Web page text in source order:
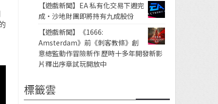
【遊戲新聞】EA 私有化交易下週完
成・沙地財團即將持有九成股份
【遊戲新聞】《1666:
Amsterdam》前《刺客教條》創
意總監動作冒險新作 歷時十多年開發新影
片釋出序章試玩開放中
標籤雲